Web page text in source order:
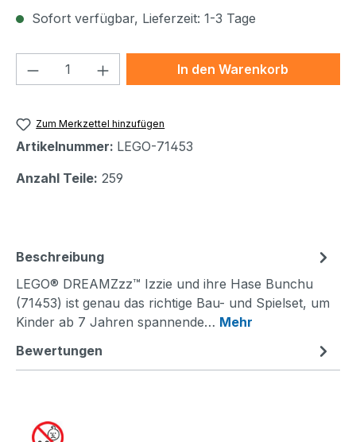
Sofort verfügbar, Lieferzeit: 1-3 Tage
Produkt Anzahl: Gib denIn den Warenkorb
Zum Merkzettel hinzufügen
Artikelnummer: LEGO-71453
Anzahl Teile: 259
Beschreibung
LEGO® DREAMZzz™ Izzie und ihre Hase Bunchu
(71453) ist genau das richtige Bau- und Spielset, um
Kinder ab 7 Jahren spannende… Mehr
Bewertungen